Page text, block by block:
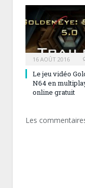
16 AOÛT 2016
Le jeu vidéo
N64 en
online gratuit
Les